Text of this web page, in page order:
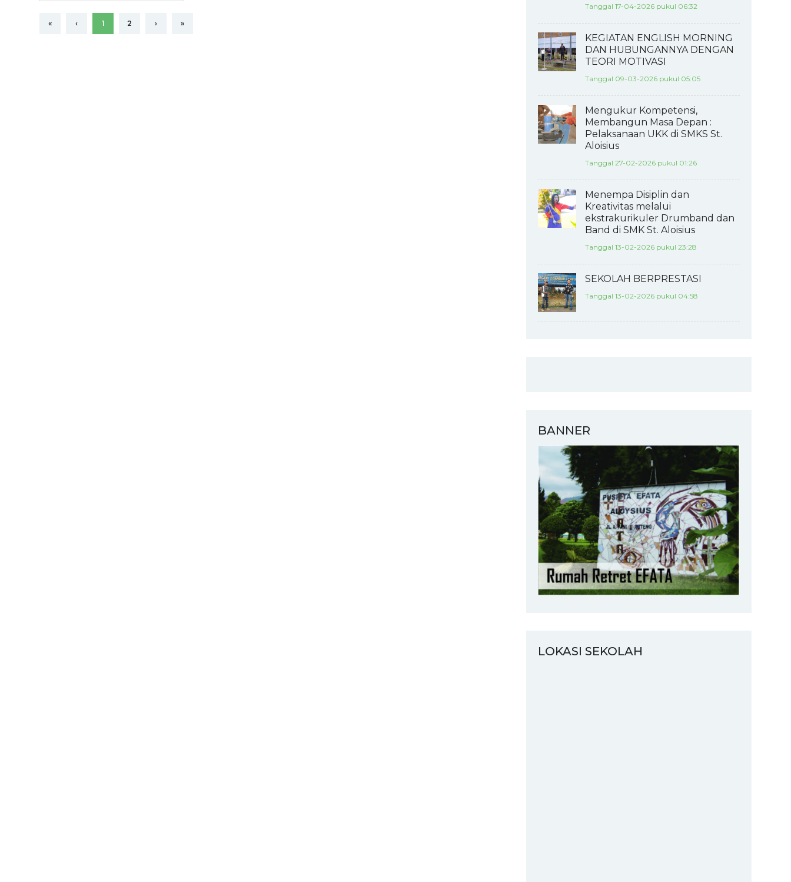
« ‹ 1 2 › »
Tanggal 17-04-2026 pukul 06:32
KEGIATAN ENGLISH MORNING
DAN HUBUNGANNYA DENGAN
TEORI MOTIVASI
Tanggal 09-03-2026 pukul 05:05
Mengukur Kompetensi,
Membangun Masa Depan :
Pelaksanaan UKK di SMKS St.
Aloisius
Tanggal 27-02-2026 pukul 01:26
Menempa Disiplin dan
Kreativitas melalui
ekstrakurikuler Drumband dan
Band di SMK St. Aloisius
Tanggal 13-02-2026 pukul 23:28
SEKOLAH BERPRESTASI
Tanggal 13-02-2026 pukul 04:58
BANNER
LOKASI SEKOLAH